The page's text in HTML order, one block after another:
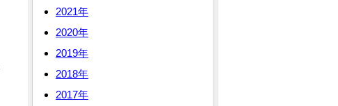
2021年
2020年
2019年
2018年
2017年